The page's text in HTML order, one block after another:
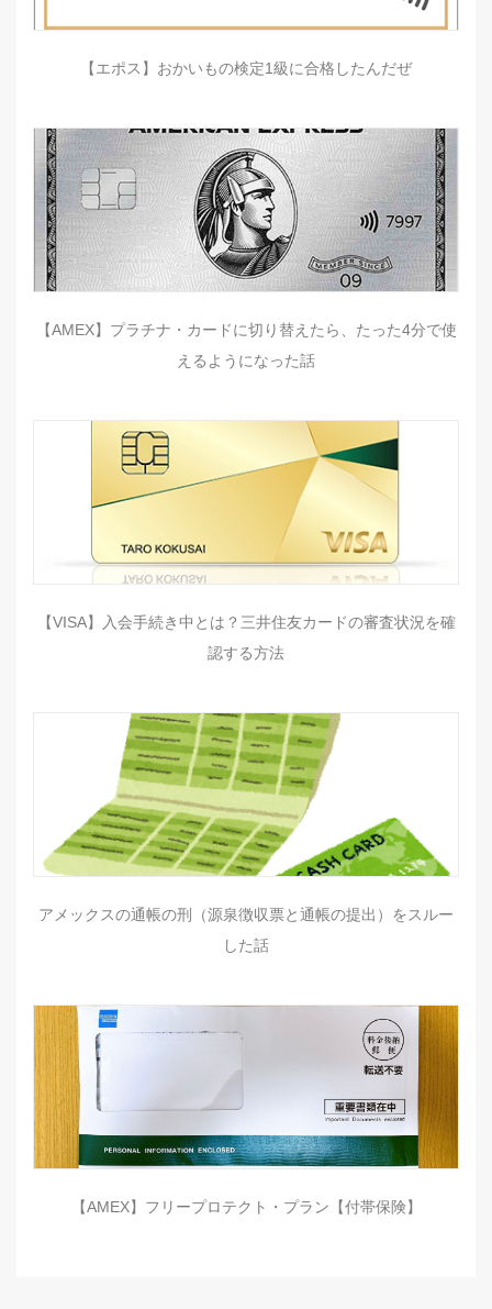
【エポス】おかいもの検定1級に合格したんだぜ
【AMEX】プラチナ・カードに切り替えたら、たった4分で使
えるようになった話
【VISA】入会手続き中とは？三井住友カードの審査状況を確
認する方法
アメックスの通帳の刑（源泉徴収票と通帳の提出）をスルー
した話
【AMEX】フリープロテクト・プラン【付帯保険】